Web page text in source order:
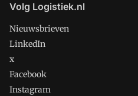
Volg Logistiek.nl
Nieuwsbrieven
LinkedIn
x
Facebook
Instagram